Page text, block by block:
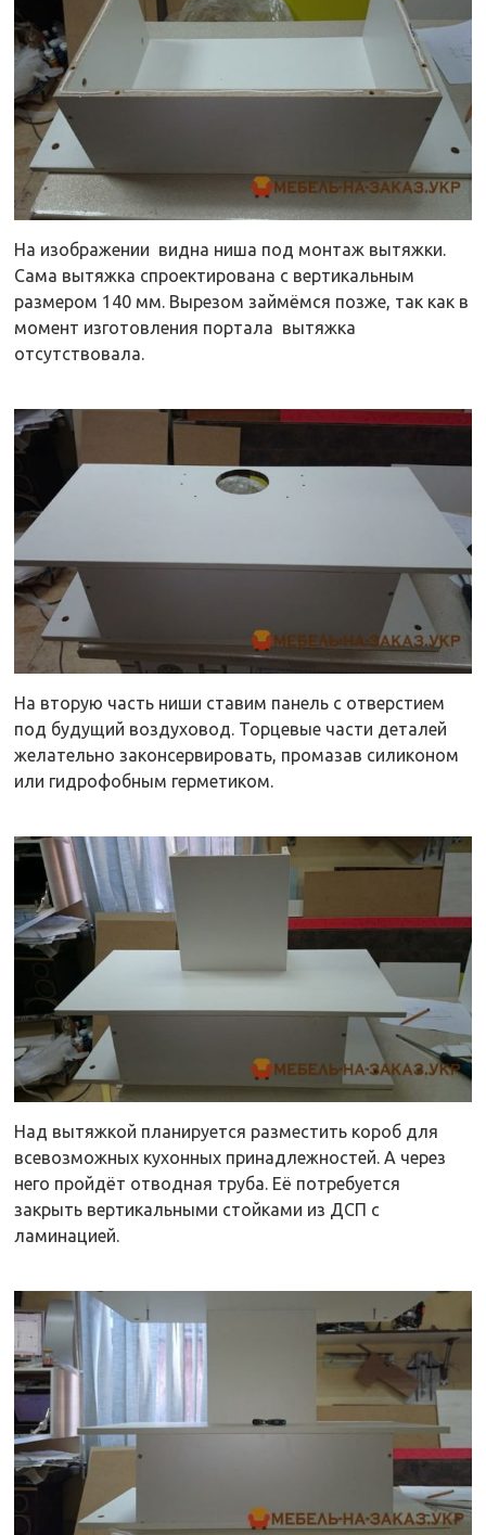
На изображении видна ниша под монтаж вытяжки.
Сама вытяжка спроектирована с вертикальным
размером 140 мм. Вырезом займёмся позже, так как в
момент изготовления портала вытяжка
отсутствовала.
На вторую часть ниши ставим панель с отверстием
под будущий воздуховод. Торцевые части деталей
желательно законсервировать, промазав силиконом
или гидрофобным герметиком.
Над вытяжкой планируется разместить короб для
всевозможных кухонных принадлежностей. А через
него пройдёт отводная труба. Её потребуется
закрыть вертикальными стойками из ДСП с
ламинацией.